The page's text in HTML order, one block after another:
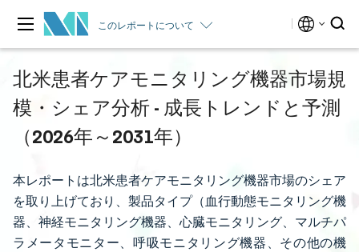
このレポートについて
北米患者ケアモニタリング機器市場規
模・シェア分析 - 成長トレンドと予測
（2026年～2031年）
本レポートは北米患者ケアモニタリング機器市場のシェア
を取り上げており、製品タイプ（血行動態モニタリング機
器、神経モニタリング機器、心臓モニタリング、マルチパ
ラメータモニター、呼吸モニタリング機器、その他の機